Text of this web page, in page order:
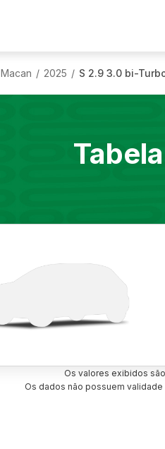
Macan / 2025 / S 2.9 3.0 bi-
Os valores exibidos
Os dados não possuem